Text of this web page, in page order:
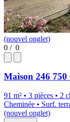
(nouvel onglet)
0 / 0
Maison 246 750
91 m² • 3 pièces • 2
Cheminée • Surf.
(nouvel onglet)